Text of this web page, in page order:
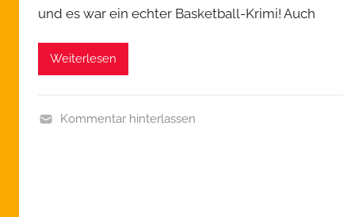
und es war ein echter Basketball-Krimi! Auch
Weiterlesen
Kommentar hinterlassen